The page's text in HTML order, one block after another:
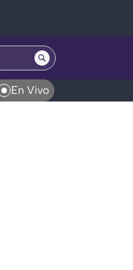
En Vivo